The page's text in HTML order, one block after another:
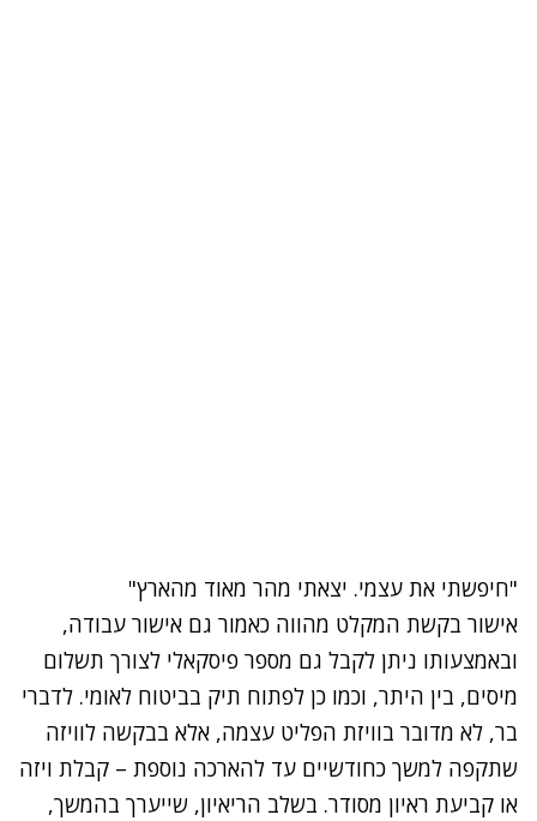
"חיפשתי את עצמי. יצאתי מהר מאוד מהארץ"
אישור בקשת המקלט מהווה כאמור גם אישור עבודה,
ובאמצעותו ניתן לקבל גם מספר פיסקאלי לצורך תשלום
מיסים, בין היתר, וכמו כן לפתוח תיק בביטוח לאומי. לדברי
בר, לא מדובר בוויזת הפליט עצמה, אלא בבקשה לוויזה
שתקפה למשך כחודשיים עד להארכה נוספת – קבלת ויזה
או קביעת ראיון מסודר. בשלב הריאיון, שייערך בהמשך,